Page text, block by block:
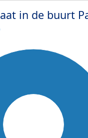
in de buurt